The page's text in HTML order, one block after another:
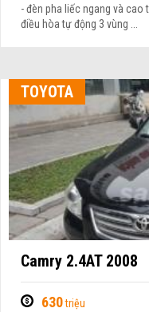
- đèn pha liếc ngang và
điều hòa tự động 3 vùng ...
TOYOTA
Camry 2.4AT 2008
630triệu